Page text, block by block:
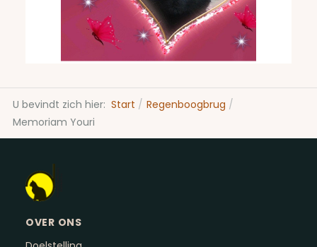
U bevindt zich hier: Start
Regenboogbrug
Memoriam Youri
OVER ONS